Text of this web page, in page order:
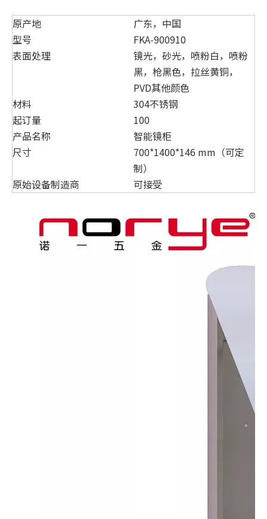
原产地
广东，中国
型号
FKA-900910
表面处理
镜光，砂光，喷粉白，喷粉
黑，枪黑色，拉丝黄铜，
PVD其他颜色
材料
304不锈钢
起订量
100
产品名称
智能镜柜
尺寸
700*1400*146 mm（可定
制）
原始设备制造商
可接受